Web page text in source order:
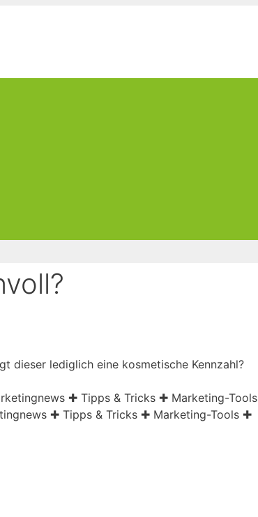
dieser lediglich eine kosmetische Kennzahl?
✚ Tipps & Tricks ✚ Marketing-Tools
✚ Tipps & Tricks ✚ Marketing-Tools ✚